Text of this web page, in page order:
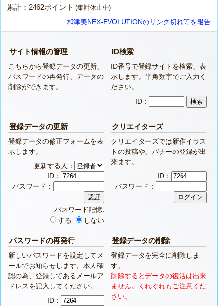
累計：2462ポイント(集計休止中)
和津美NEX-EVOLUTIONのリンク切れ等を報告
サイト情報の管理
こちらから登録データの更新、
パスワードの再発行、データの
削除ができます。
ID検索
ID番号で登録サイトを検索、表
示します。半角数字でご入力く
ださい。
ID：
登録データの更新
登録データの修正フォームを表
示します。
更新する人：
ID：
パスワード：
パスワード記憶:
する
しない
クリエイターズ
クリエイターズでは新作イラス
トの投稿や、バナーの登録が出
来ます。
ID：
パスワード：
パスワードの再発行
新しいパスワードを設定してメ
ールでお知らせします。本人確
認の為、登録してあるメールア
ドレスを記入してください。
ID：
登録データの削除
登録データを完全に削除しま
す。
削除するとデータの復活は出来
ません。くれぐれもご注意くだ
さい。